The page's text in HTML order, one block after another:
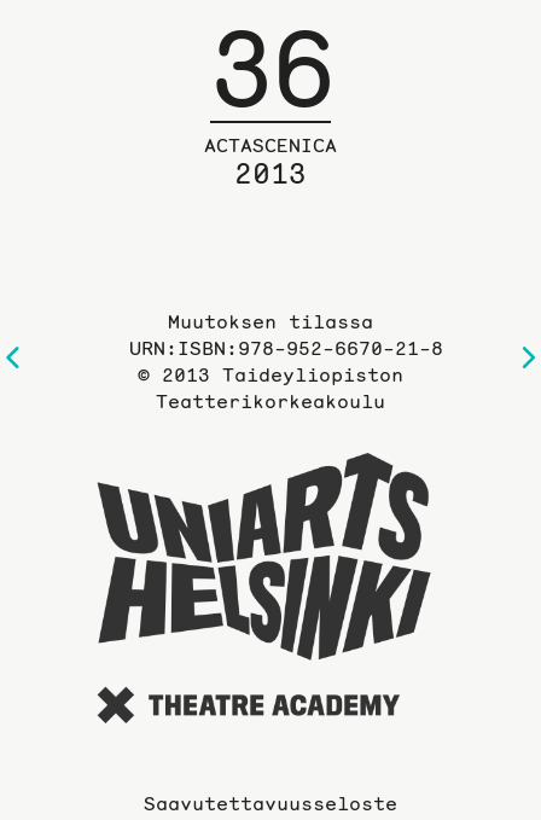
Edelliselle
36
ACTASCENICA
2013
Muutoksen tilassa
URN:ISBN:978-952-6670-21-8
© 2013 Taideyliopiston
Teatterikorkeakoulu
Saavutettavuusseloste